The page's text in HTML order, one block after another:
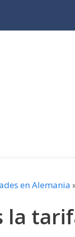
en Alemania
la